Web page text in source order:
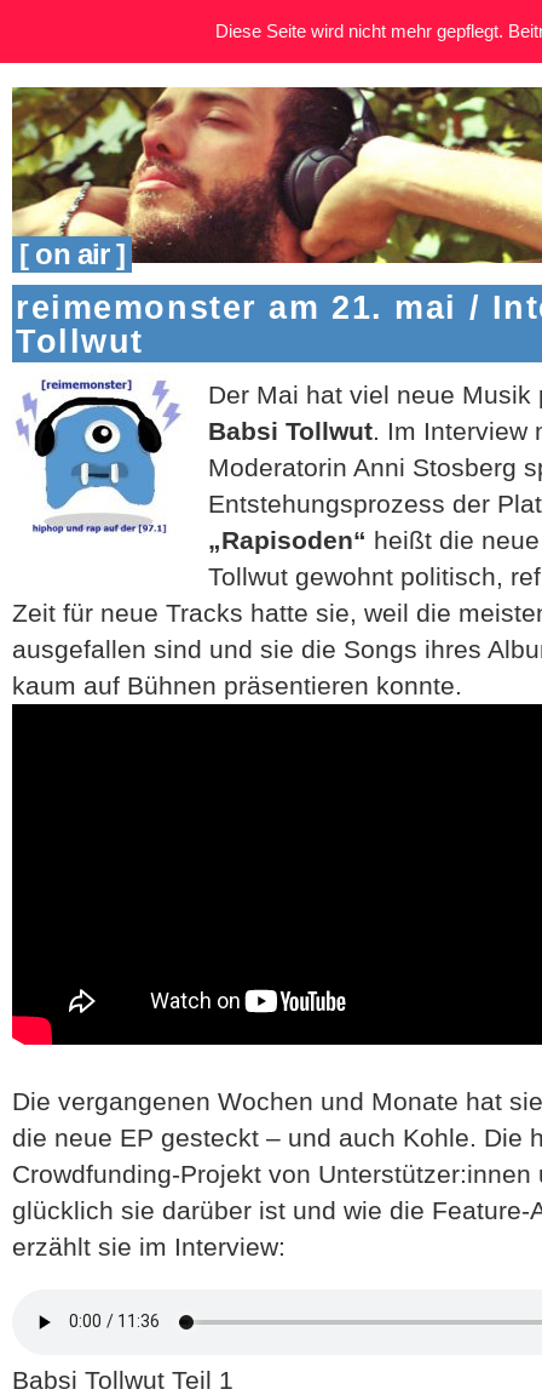
[ on air ]
reimemonster am 21. mai /
Tollwut
Der Mai hat viel neue
Babsi Tollwut. Im Interview
Moderatorin Anni Stosberg
Entstehungsprozess der
„Rapisoden“ heißt die
Tollwut gewohnt politisch,
Zeit für neue Tracks hatte sie, weil die
ausgefallen sind und sie die Songs ihres
kaum auf Bühnen präsentieren konnte.
Die vergangenen Wochen und Monate hat
die neue EP gesteckt – und auch Kohle. Die
Crowdfunding-Projekt von
glücklich sie darüber ist und wie die Feature-
erzählt sie im Interview:
Babsi Tollwut Teil 1
Diese Seite wird nicht mehr gepflegt.